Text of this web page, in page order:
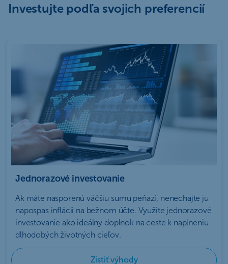
Investujte podľa svojich preferencií
Jednorazové investovanie
Ak máte nasporenú väčšiu sumu peňazí, nenechajte ju
napospas inflácii na bežnom účte. Využite jednorazové
investovanie ako ideálny doplnok na ceste k naplneniu
dlhodobých životných cieľov.
Zistiť výhody